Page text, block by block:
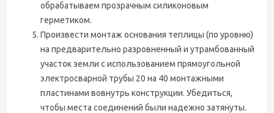
обрабатываем прозрачным силиконовым
герметиком.
Произвести монтаж основания теплицы (по уровню)
на предварительно разровненный и утрамбованный
участок земли с использованием прямоугольной
электросварной трубы 20 на 40 монтажными
пластинами вовнутрь конструкции. Убедиться,
чтобы места соединений были надежно затянуты.